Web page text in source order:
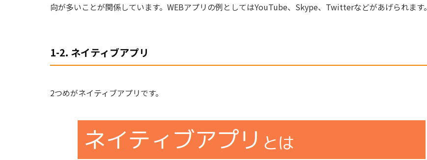
向が多いことが関係しています。WEBアプリの例としてはYouTube、Skype、Twitterなどがあげられます。
1-2. ネイティブアプリ
2つめがネイティブアプリです。